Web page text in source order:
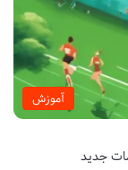
آموزش